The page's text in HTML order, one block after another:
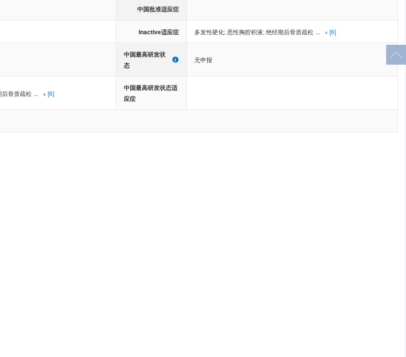
中国批准适应症
Inactive适应症 多发性硬化;恶性胸腔积液;绝经期后骨质疏松 ... + [6]
中国最高研发状
态
无申报
后骨质疏松 ... + [6]
中国最高研发状态适
应症